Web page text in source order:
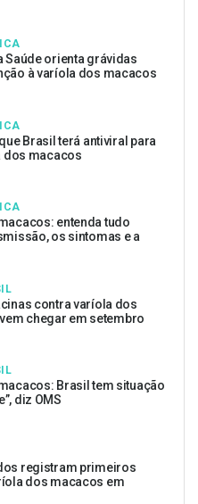
Saúde orienta grávidas
à varíola dos macacos
Brasil terá antiviral para
dos macacos
entenda tudo
os sintomas e a
contra varíola dos
chegar em setembro
Brasil tem situação
diz OMS
registram primeiros
dos macacos em